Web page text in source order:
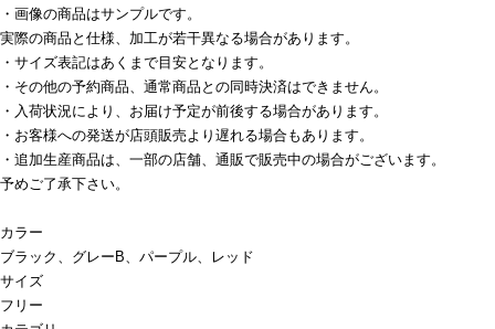
・画像の商品はサンプルです。
実際の商品と仕様、加工が若干異なる場合があります。
・サイズ表記はあくまで目安となります。
・その他の予約商品、通常商品との同時決済はできません。
・入荷状況により、お届け予定が前後する場合があります。
・お客様への発送が店頭販売より遅れる場合もあります。
・追加生産商品は、一部の店舗、通販で販売中の場合がございます。
予めご了承下さい。
カラー
ブラック、グレーB、パープル、レッド
サイズ
フリー